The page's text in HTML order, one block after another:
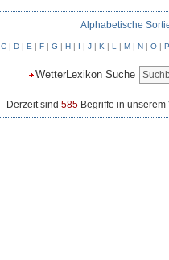
Alphabetische
C| D| E | F| G | H| I | J| K | L | M| N| O| P
WetterLexikon Suche
Derzeit sind 585 Begriffe in